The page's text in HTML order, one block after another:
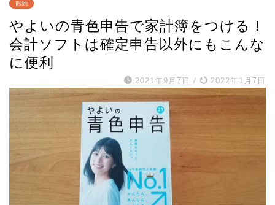
節約
やよいの青色申告で家計簿をつける！
会計ソフトは確定申告以外にもこんな
に便利
2021年9月7日 / 2022年1月7日